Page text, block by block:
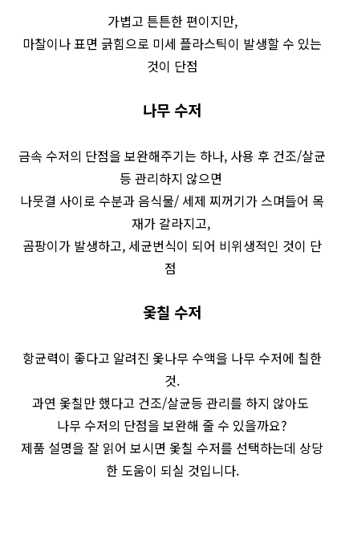
가볍고 튼튼한 편이지만,
마찰이나 표면 긁힘으로 미세 플라스틱이 발생할 수 있는
것이 단점
나무 수저
금속 수저의 단점을 보완해주기는 하나, 사용 후 건조/살균
등 관리하지 않으면
나뭇결 사이로 수분과 음식물/ 세제 찌꺼기가 스며들어 목
재가 갈라지고,
곰팡이가 발생하고, 세균번식이 되어 비위생적인 것이 단
점
옻칠 수저
항균력이 좋다고 알려진 옻나무 수액을 나무 수저에 칠한
것.
과연 옻칠만 했다고 건조/살균등 관리를 하지 않아도
나무 수저의 단점을 보완해 줄 수 있을까요?
제품 설명을 잘 읽어 보시면 옻칠 수저를 선택하는데 상당
한 도움이 되실 것입니다.